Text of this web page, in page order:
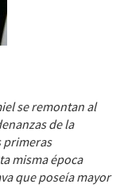
se remontan al
de la
primeras
misma época
que poseía mayor